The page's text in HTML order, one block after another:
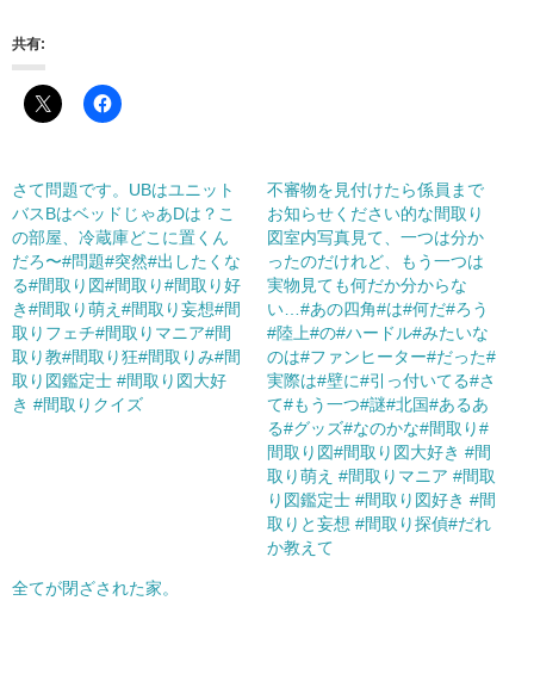
共有:
さて問題です。UBはユニット
バスBはベッドじゃあDは？こ
の部屋、冷蔵庫どこに置くん
だろ〜#問題#突然#出したくな
る#間取り図#間取り#間取り好
き#間取り萌え#間取り妄想#間
取りフェチ#間取りマニア#間
取り教#間取り狂#間取りみ#間
取り図鑑定士 #間取り図大好
き #間取りクイズ
不審物を見付けたら係員まで
お知らせください的な間取り
図室内写真見て、一つは分か
ったのだけれど、もう一つは
実物見ても何だか分からな
い…#あの四角#は#何だ#ろう
#陸上#の#ハードル#みたいな
のは#ファンヒーター#だった#
実際は#壁に#引っ付いてる#さ
て#もう一つ#謎#北国#あるあ
る#グッズ#なのかな#間取り#
間取り図#間取り図大好き #間
取り萌え #間取りマニア #間取
り図鑑定士 #間取り図好き #間
取りと妄想 #間取り探偵#だれ
か教えて
全てが閉ざされた家。